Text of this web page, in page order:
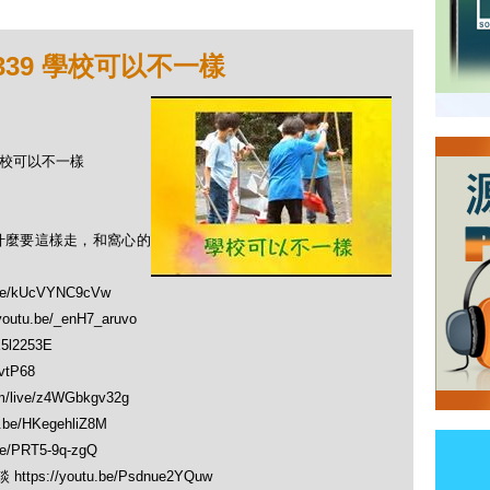
學校可以不一樣
可以不一樣
要這樣走，和窩心的
kUcVYNC9cVw
_enH7_aruvo
live/z4WGbkgv32g
HKegehliZ8M
PRT5-9q-zgQ
https://youtu.be/Psdnue2YQuw